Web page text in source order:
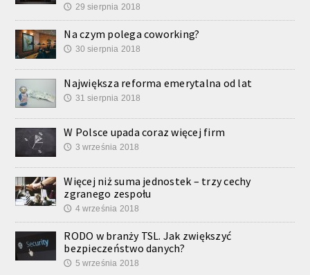
🕔 29 sierpnia 2018
Na czym polega coworking?
🕔 30 sierpnia 2018
Największa reforma emerytalna od lat
🕔 31 sierpnia 2018
W Polsce upada coraz więcej firm
🕔 3 września 2018
Więcej niż suma jednostek – trzy cechy
zgranego zespołu
🕔 4 września 2018
RODO w branży TSL. Jak zwiększyć
bezpieczeństwo danych?
🕔 5 września 2018